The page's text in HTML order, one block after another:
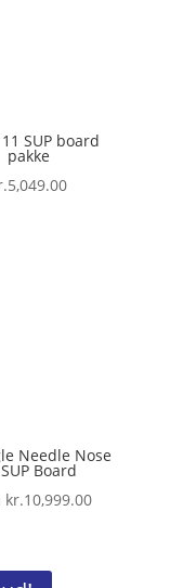
SUP board
pakke
5,049.00
Needle Nose
Board
kr.10,999.00